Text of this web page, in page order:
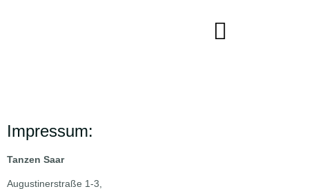
Impressum:
Tanzen Saar
Augustinerstraße 1-3,